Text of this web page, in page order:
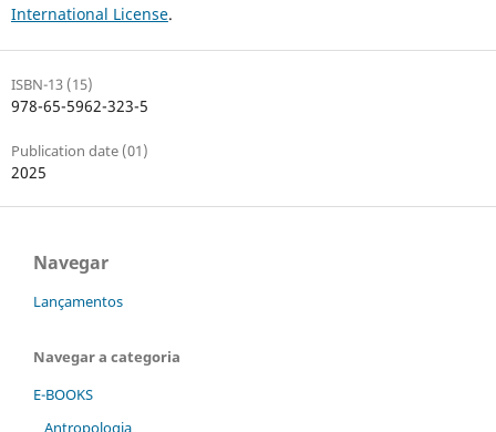
International License.
ISBN-13 (15)
978-65-5962-323-5
Publication date (01)
2025
Navegar
Lançamentos
Navegar a categoria
E-BOOKS
Antropologia